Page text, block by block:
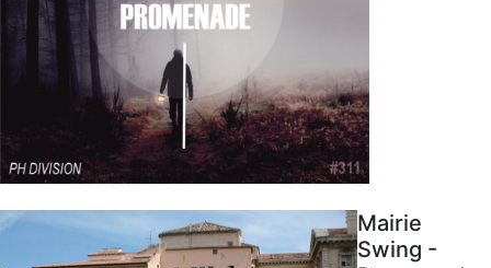
Mairie
Swing -